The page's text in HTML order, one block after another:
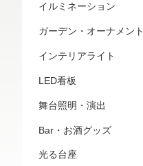
イルミネーション
ガーデン・オーナメント
インテリアライト
LED看板
舞台照明・演出
Bar・お酒グッズ
光る台座